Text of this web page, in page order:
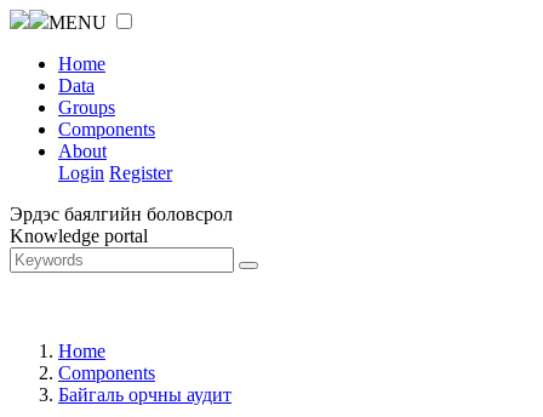
MENU
Home
Data
Groups
Components
About
Login Register
Эрдэс баялгийн боловсрол
Knowledge portal
Home
Components
Байгаль орчны аудит